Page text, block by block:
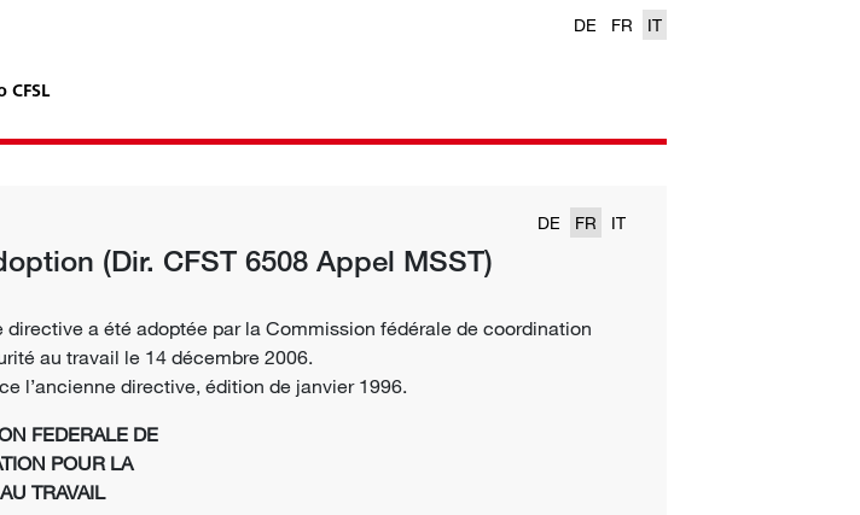
CFSL
DE FR IT
DE FR IT
(Dir. CFST 6508 Appel MSST)
directive a été adoptée par la Commission fédérale de coordination
au travail le 14 décembre 2006.
l’ancienne directive, édition de janvier 1996.
FEDERALE DE
POUR LA
TRAVAIL